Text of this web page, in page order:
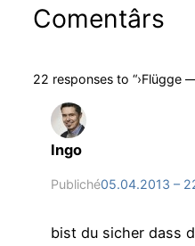
Comentârs
22 responses to “›Flügge
Ingo
Publiché05.04.2013 –
bist du sicher dass